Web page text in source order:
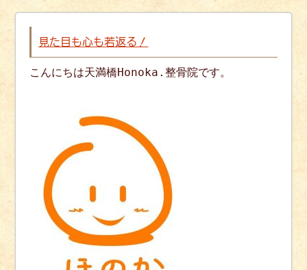
見た目も心も若返る！
こんにちは天満橋Honoka.整骨院です。